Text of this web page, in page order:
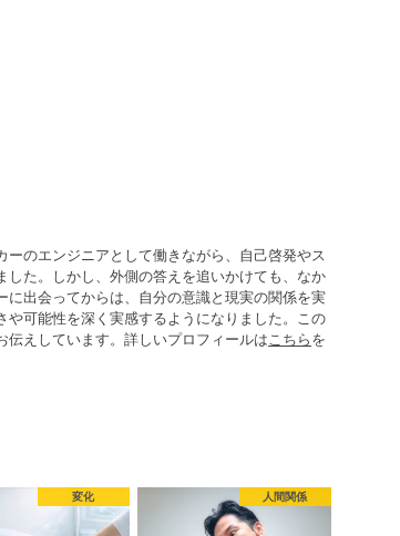
のエンジニアとして働きながら、自己啓発やス
た。しかし、外側の答えを追いかけても、なか
出会ってからは、自分の意識と現実の関係を実
可能性を深く実感するようになりました。この
伝えしています。詳しいプロフィールは こちら を
変化 人間関係